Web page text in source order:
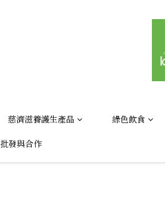
慈濟滋養護生產品 綠色飲食
批發與合作